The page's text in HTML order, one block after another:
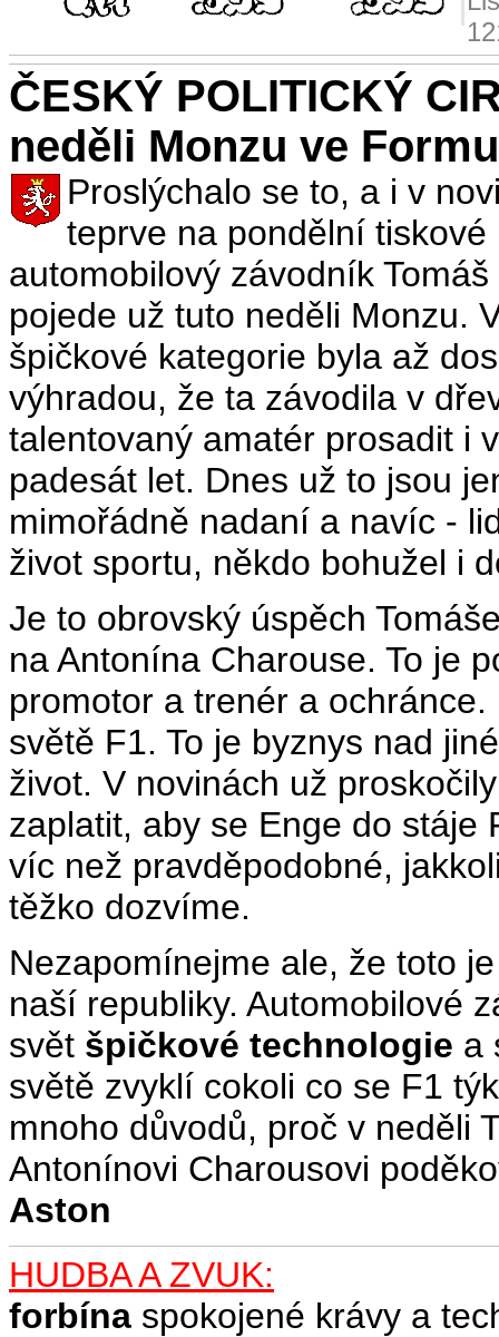
ČESKÝ POLITICKÝ
neděli Monzu ve
Proslýchalo se to, a i v
teprve na pondělní
automobilový závodník
pojede už tuto neděli Monzu.
špičkové kategorie byla až
výhradou, že ta závodila v
talentovaný amatér prosadit i
padesát let. Dnes už to jsou
mimořádně nadaní a navíc -
život sportu, někdo bohužel i
Je to obrovský úspěch
na Antonína Charouse. To je
promotor a trenér a
světě F1. To je byznys nad
život. V novinách už
zaplatit, aby se Enge do stáje
víc než pravděpodobné,
těžko dozvíme.
Nezapomínejme ale, že toto
naší republiky. Automobilové
svět špičkové technologie a
světě zvyklí cokoli co se F1
mnoho důvodů, proč v neděli
Antonínovi Charousovi
Aston
HUDBA A ZVUK:
forbína spokojené krávy a